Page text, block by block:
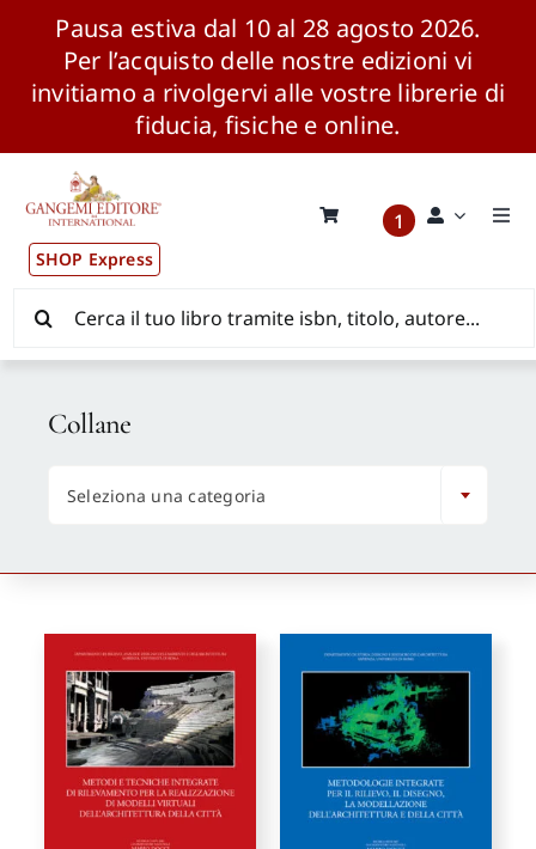
Pausa estiva dal 10 al 28 agosto 2026.
Per l’acquisto delle nostre edizioni vi
invitiamo a rivolgervi alle vostre librerie di
fiducia, fisiche e online.
contenuto
SHOP Express
1
Pubblicazioni
News ed Eventi
Distribuzione Wolrdwide
CONSIP / MEPA / ANVUR / CINECA
Autori
Proposte di pubblicazione
Gangemi Editore
per:
Collane
Seleziona una categoria